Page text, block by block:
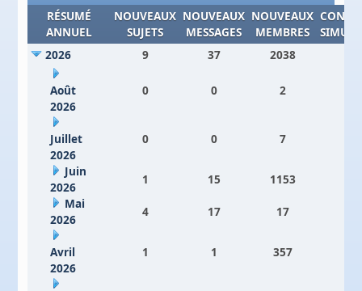
RÉSUMÉ
ANNUEL
NOUVEAUX
SUJETS
NOUVEAUX
MESSAGES
NOUVEAUX
MEMBRES
2026
9 37 2038
Août
2026
0 0 2
Juillet
2026
0 0 7
Juin
2026
1 15 1153
Mai
2026
4 17 17
Avril
2026
1 1 357